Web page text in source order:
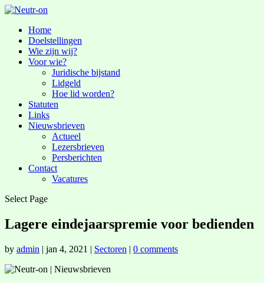
Home
Doelstellingen
Wie zijn wij?
Voor wie?
Juridische bijstand
Lidgeld
Hoe lid worden?
Statuten
Links
Nieuwsbrieven
Actueel
Lezersbrieven
Persberichten
Contact
Vacatures
Select Page
Lagere eindejaarspremie voor bedienden
by admin | jan 4, 2021 | Sectoren | 0 comments